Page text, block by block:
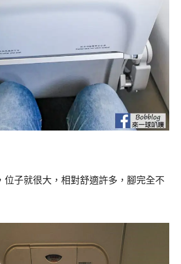
位子就很大，相對舒適許多，腳完全不